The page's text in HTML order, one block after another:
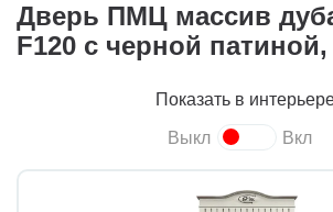
Дверь ПМЦ массив
F120 с черной патиной,
Показать в
Выкл Вкл